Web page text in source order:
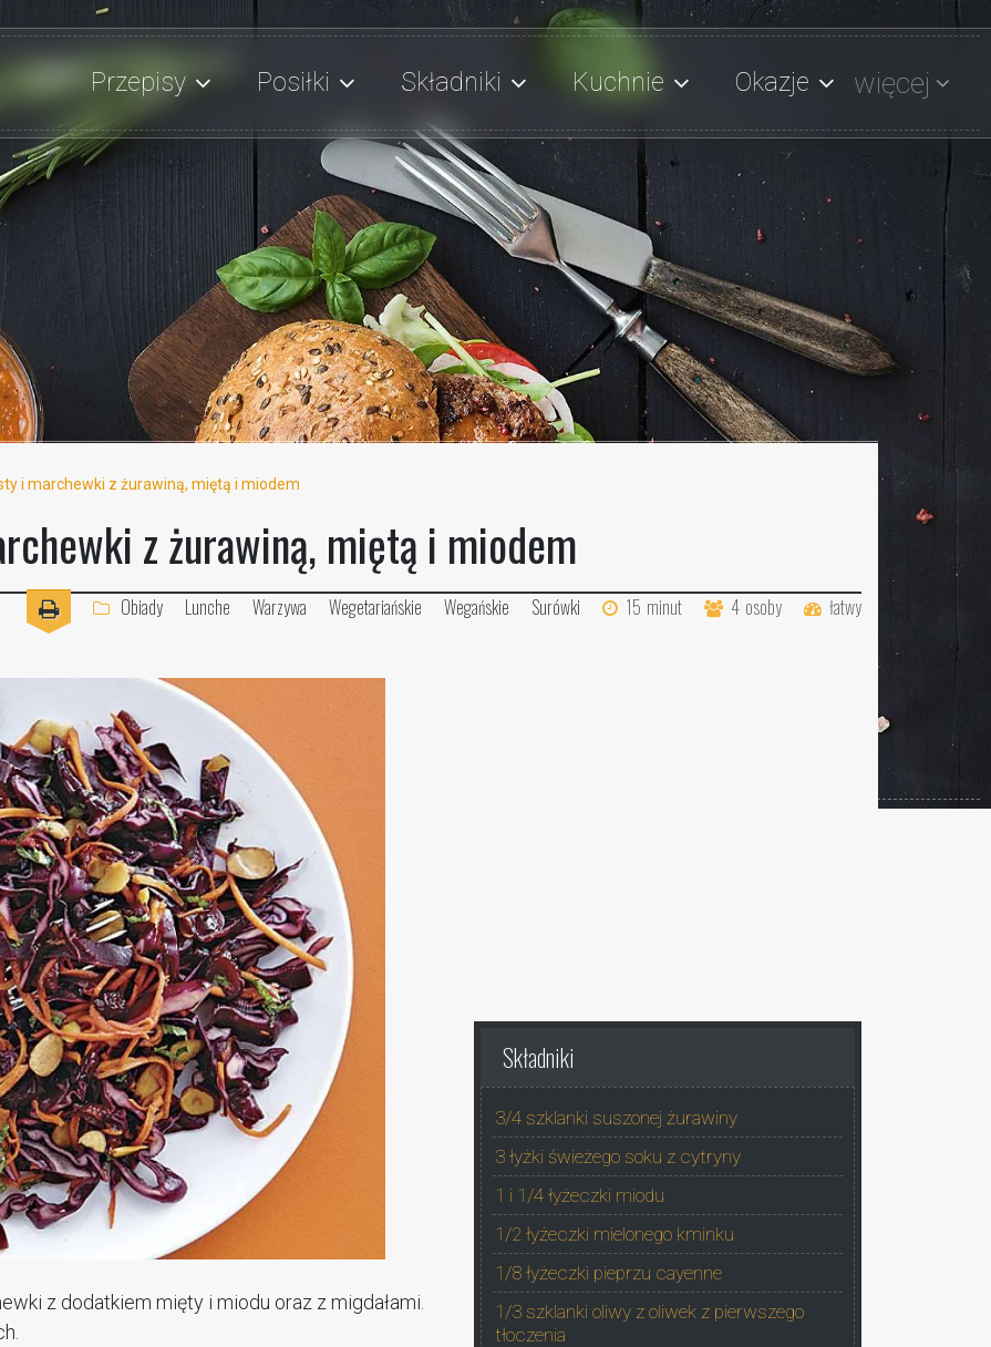
Przepisy Posiłki Składniki Kuchnie Okazje więcej
i marchewki z żurawiną, miętą i miodem
z żurawiną, miętą i miodem
Obiady Lunche Warzywa Wegetariańskie Wegańskie Surówki 15 minut 4 osoby łatwy
z dodatkiem mięty i miodu oraz z migdałami.
Składniki
3/4 szklanki suszonej żurawiny
3 łyżki świeżego soku z cytryny
1 i 1/4 łyżeczki miodu
1/2 łyżeczki mielonego kminku
1/8 łyżeczki pieprzu cayenne
1/3 szklanki oliwy z oliwek z pierwszego
tłoczenia